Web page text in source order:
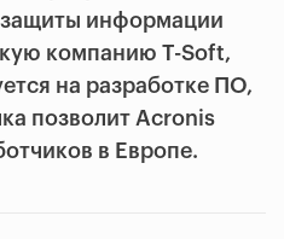
информации
компанию T-Soft,
на разработке ПО,
позволит Acronis
в Европе.